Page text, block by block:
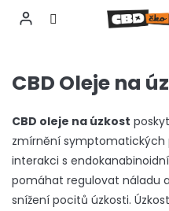
obsah
CBD Oleje na
CBD oleje na úzkost
zmírnění symptomatických
interakci s
pomáhat regulovat náladu
snížení pocitů úzkosti.